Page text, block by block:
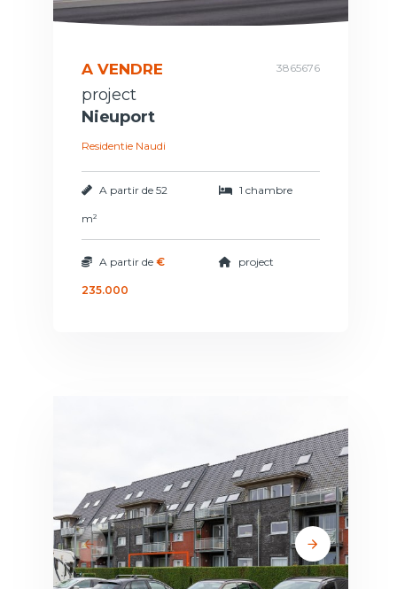
A VENDRE 3865676
project
Nieuport
Residentie Naudi
A partir de 52
m²
1 chambre
A partir de €
235.000
project